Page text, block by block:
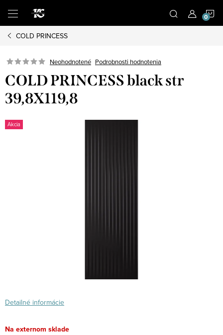
obsah
COLD PRINCESS
Neohodnotené Podrobnosti hodnotenia
COLD PRINCESS black str
39,8X119,8
Akcia
Detailné informácie
Na externom sklade